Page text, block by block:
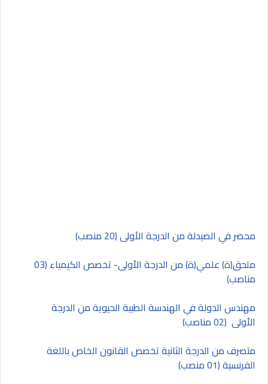
محضر في الصيدلة من الدرجة الأولى(20 منصب)
ملحق(ة) علمي(ة) من الدرجة الأولى- تخصص الكيمياء (03
مناصب)
مهندس الدولة في الهندسة الطبية الحيوية من الدرجة
الأولى (02 مناصب)
متصرف من الدرجة الثانية تخصص القانون الخاص باللغة
الفرنسية (01 منصب)